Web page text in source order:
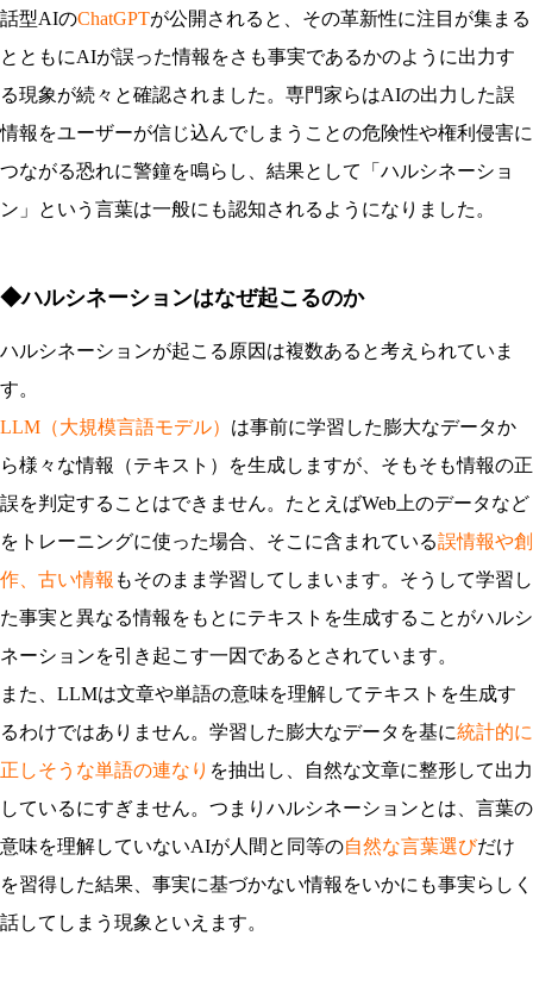
話型AIのChatGPTが公開されると、その革新性に注目が集まる
とともにAIが誤った情報をさも事実であるかのように出力す
る現象が続々と確認されました。専門家らはAIの出力した誤
情報をユーザーが信じ込んでしまうことの危険性や権利侵害に
つながる恐れに警鐘を鳴らし、結果として「ハルシネーショ
ン」という言葉は一般にも認知されるようになりました。
◆ハルシネーションはなぜ起こるのか
ハルシネーションが起こる原因は複数あると考えられていま
す。
LLM（大規模言語モデル） は事前に学習した膨大なデータか
ら様々な情報（テキスト）を生成しますが、そもそも情報の正
誤を判定することはできません。たとえばWeb上のデータなど
をトレーニングに使った場合、そこに含まれている誤情報や創
作、古い情報 もそのまま学習してしまいます。そうして学習し
た事実と異なる情報をもとにテキストを生成することがハルシ
ネーションを引き起こす一因であるとされています。
また、LLMは文章や単語の意味を理解してテキストを生成す
るわけではありません。学習した膨大なデータを基に統計的に
正しそうな単語の連なり を抽出し、自然な文章に整形して出力
しているにすぎません。つまりハルシネーションとは、言葉の
意味を理解していないAIが人間と同等の自然な言葉選びだけ
を習得した結果、事実に基づかない情報をいかにも事実らしく
話してしまう現象といえます。